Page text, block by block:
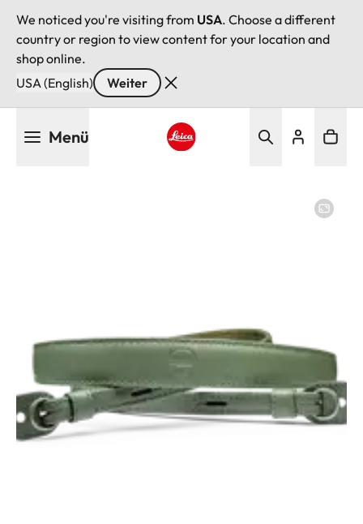
We noticed you're visiting from USA. Choose a different
country or region to view content for your location and
shop online.
USA (English)
Weiter
Menü